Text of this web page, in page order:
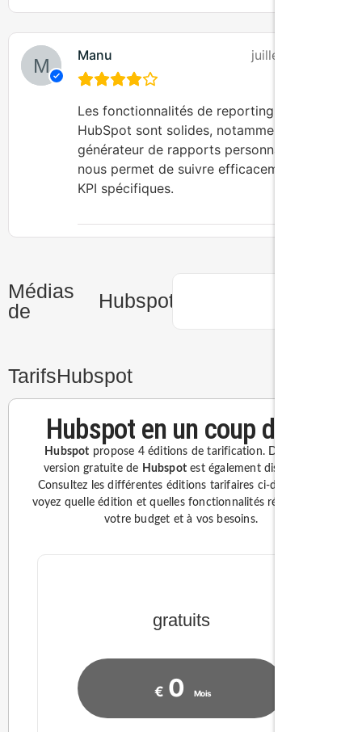
Manu juillet 12, 2025
Les fonctionnalités de reporting de
HubSpot sont solides, notamment le
générateur de rapports personnalisés qui
nous permet de suivre efficacement des
KPI spécifiques.
Médias
de
Hubspot
TarifsHubspot
Hubspot en un coup d’oeil
Hubspot propose 4 éditions de tarification. Dont une
version gratuite de Hubspot est également disponible.
Consultez les différentes éditions tarifaires ci-dessous et
voyez quelle édition et quelles fonctionnalités répondent à
votre budget et à vos besoins.
gratuits
€ 0 Mois